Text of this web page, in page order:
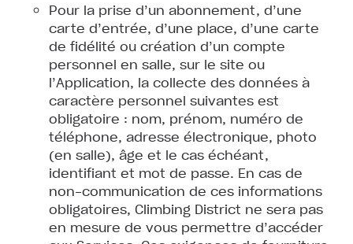
Pour la prise d’un abonnement, d’une
carte d’entrée, d’une place, d’une carte
de fidélité ou création d’un compte
personnel en salle, sur le site ou
l’Application, la collecte des données à
caractère personnel suivantes est
obligatoire : nom, prénom, numéro de
téléphone, adresse électronique, photo
(en salle), âge et le cas échéant,
identifiant et mot de passe. En cas de
non-communication de ces informations
obligatoires, Climbing District ne sera pas
en mesure de vous permettre d’accéder